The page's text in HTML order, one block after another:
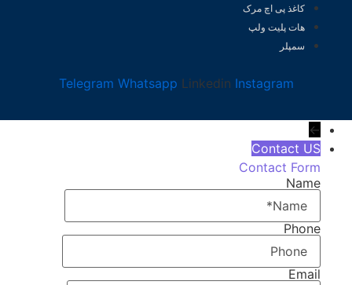
کاغذ پی اچ مرک
هات پلیت ولپ
سمپلر
Telegram Whatsapp Linkedin Instagram
←
Contact US
Contact Form
Name
Phone
Email